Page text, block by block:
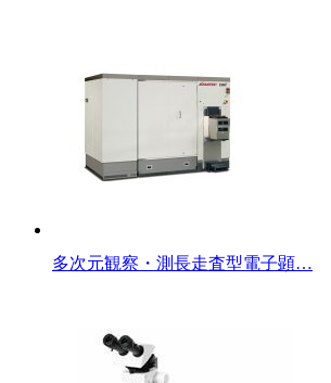
多次元観察・測長走査型電子顕…